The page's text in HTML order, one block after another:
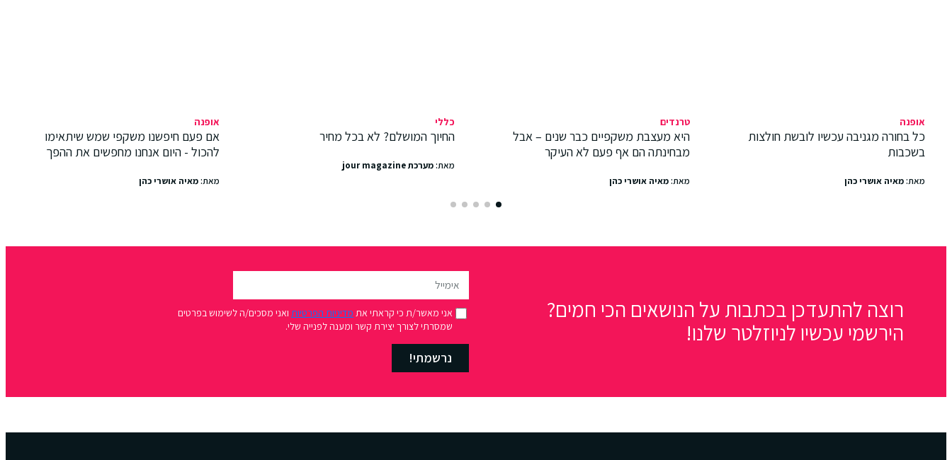
אופנה
כל בחורה מגניבה עכשיו לובשת חולצות
בשכבות
מאת:מאיה אושרי כהן
טרנדים
היא מעצבת משקפיים כבר שנים – אבל
מבחינתה הם אף פעם לא העיקר
מאת:מאיה אושרי כהן
כללי
החיוך המושלם? לא בכל מחיר
מאת:מערכת jour magazine
אופנה
אם פעם חיפשנו משקפי שמש שיתאימו
להכול - היום אנחנו מחפשים את ההפך
מאת:מאיה אושרי כהן
רוצה להתעדכן בכתבות על הנושאים הכי חמים?
הירשמי עכשיו לניוזלטר שלנו!
אני מאשר/ת כי קראתי את מדיניות הפרטיות ואני מסכים/ה לשימוש בפרטים
שמסרתי לצורך יצירת קשר ומענה לפנייה שלי.
נרשמתי!